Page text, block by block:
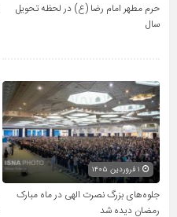
حرم مطهر امام رضا (ع) در لحظه تحویل
سال
جلوه‌های بزرگ نصرت الهی در ماه مبارک
رمضان دیده شد